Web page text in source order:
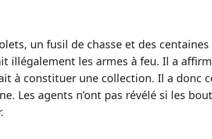
un fusil de chasse et des centaines
illégalement les armes à feu. Il a
à constituer une collection. Il a donc
Les agents n’ont pas révélé si les